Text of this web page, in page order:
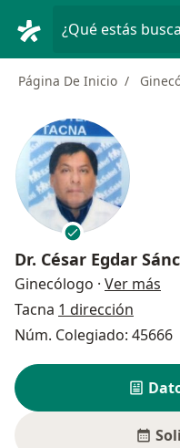
¿Qué estás
Página De Inicio
Dr. César Egdar
Ginecólogo · Ver más
Tacna 1 dirección
Núm. Colegiado: 45666